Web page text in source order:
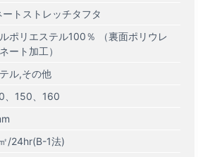
ートストレッチタフタ
ポリエステル100％ （裏面ポリウレ
ート加工）
ル,その他
150
160
/24hr(B-1法)